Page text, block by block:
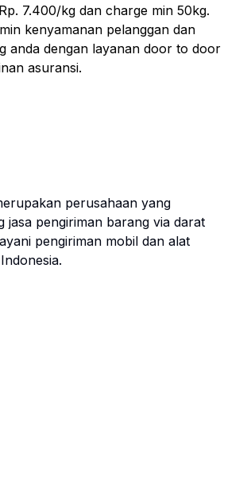
7.400/kg dan charge min 50kg.
kenyamanan pelanggan dan
anda dengan layanan door to door
asuransi.
perusahaan yang
jasa pengiriman barang via darat
pengiriman mobil dan alat